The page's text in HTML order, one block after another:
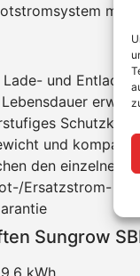
mit
und
und
den einzelnen
Ersatzstrom-
Sungrow